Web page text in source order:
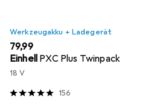
Werkzeugakku + Ladegerät
EUR
79,99
Einhell PXC Plus Twinpack
18 V
156